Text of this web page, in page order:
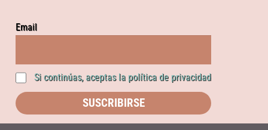
Email
Si continúas, aceptas la política de privacidad